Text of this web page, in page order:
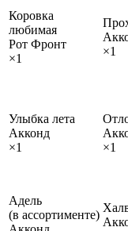
Коровка
любимая
Рот Фронт
×1
×1
Улыбка лета
Акконд
×1
×1
Адель
(в ассортименте)